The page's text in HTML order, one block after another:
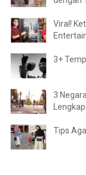
Viral!
3+
3
Tips